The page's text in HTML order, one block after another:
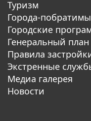
Туризм
Города-побратимы
Городские
Генеральный план
Правила
Экстренные
Медиа галерея
Новости